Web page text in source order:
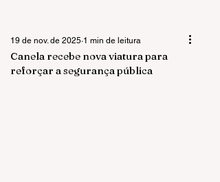
Canela recebe nova viatura para
reforçar a segurança pública
19 de nov. de 2025 1 min de leitura